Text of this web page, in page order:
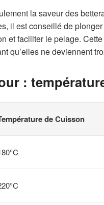
la saveur des
il est conseillé de
et faciliter le pelage.
qu’elles ne deviennent
:
de Cuisson